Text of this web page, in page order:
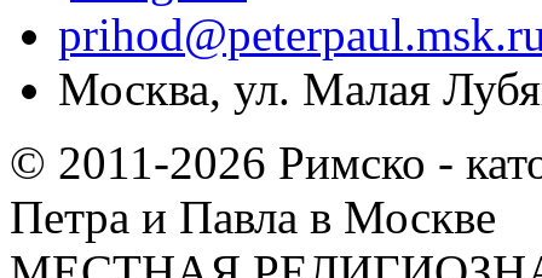
Москва, ул. Малая
© 2011-2026 Римско -
Петра и Павла в Москве